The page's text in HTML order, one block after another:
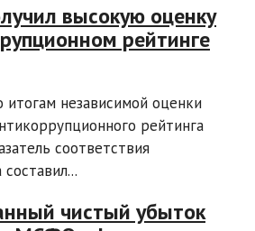
высокую оценку
рейтинге
независимой оценки
рейтинга
соответствия
чистый убыток